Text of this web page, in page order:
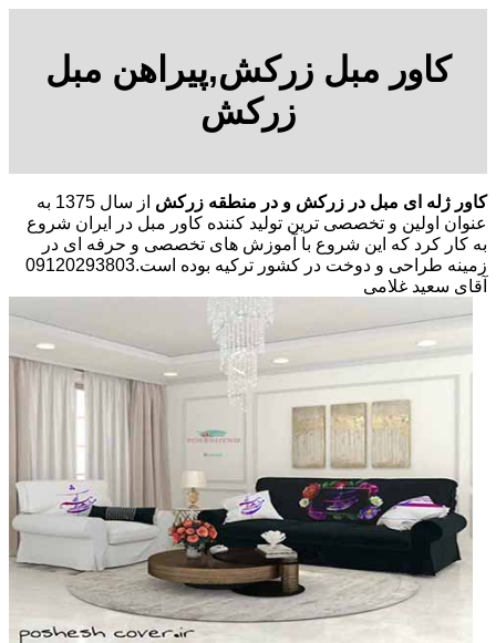
کاور مبل زرکش,پیراهن مبل
زرکش
کاور ژله ای مبل در زرکش و در منطقه زرکش
از سال 1375 به
عنوان اولین و تخصصی ترین تولید کننده کاور مبل در ایران شروع
به کار کرد که این شروع با آموزش های تخصصی و حرفه ای در
زمینه طراحی و دوخت در کشور ترکیه بوده است.09120293803
آقای سعید غلامی